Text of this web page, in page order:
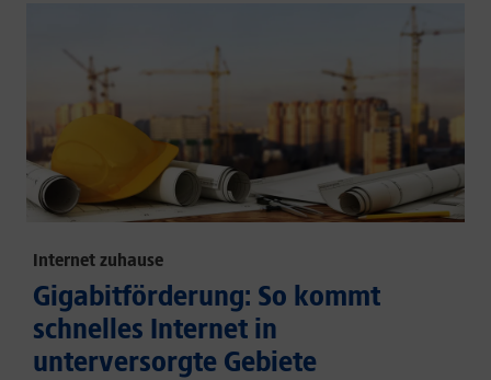
Internet zuhause
Gigabitförderung: So kommt
schnelles Internet in
unterversorgte Gebiete